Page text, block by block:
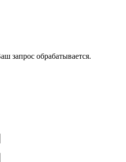
запрос обрабатывается.